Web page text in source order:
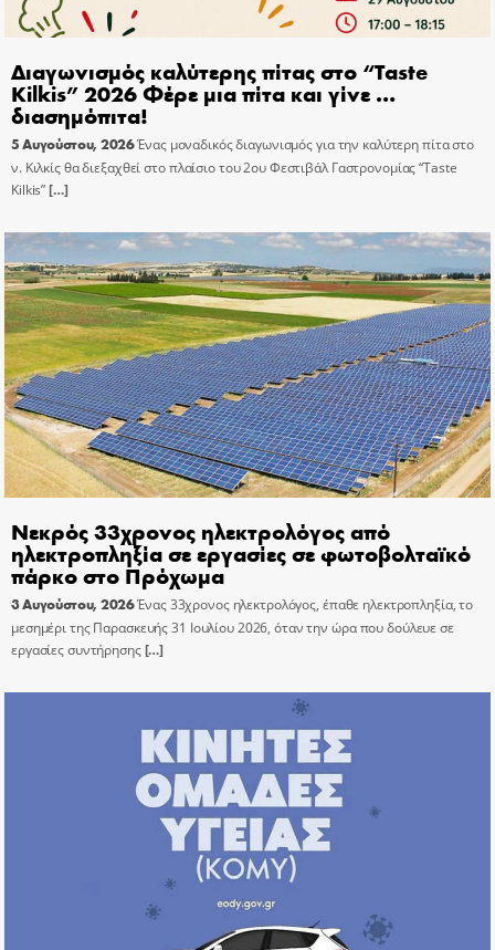
Διαγωνισμός καλύτερης πίτας στο “Taste
Kilkis” 2026 Φέρε μια πίτα και γίνε …
διασημόπιτα!
5 Αυγούστου, 2026Ένας μοναδικός διαγωνισμός για την καλύτερη πίτα στο
ν. Κιλκίς θα διεξαχθεί στο πλαίσιο του 2ου Φεστιβάλ Γαστρονομίας “Taste
Kilkis”[…]
Νεκρός 33χρονος ηλεκτρολόγος από
ηλεκτροπληξία σε εργασίες σε φωτοβολταϊκό
πάρκο στο Πρόχωμα
3 Αυγούστου, 2026Ένας 33χρονος ηλεκτρολόγος, έπαθε ηλεκτροπληξία, το
μεσημέρι της Παρασκευής 31 Ιουλίου 2026, όταν την ώρα που δούλευε σε
εργασίες συντήρησης[…]